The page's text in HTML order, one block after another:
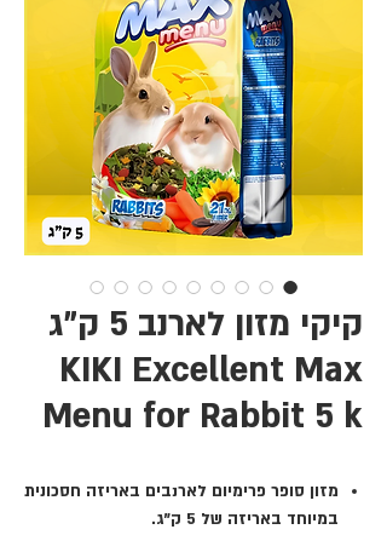
קיקי מזון לארנב 5 ק"ג
KIKI Excellent Max
Menu for Rabbit 5 k
מזון סופר פרימיום לארנבים באריזה חסכונית
במיוחד באריזה של 5 ק"ג.